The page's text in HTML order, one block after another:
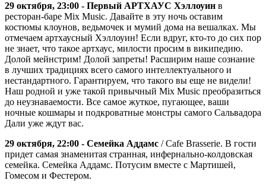
29 октября, 23:00 - Первый АРТХАУС Хэллоуин в
ресторан-баре Mix Music. Давайте в эту ночь оставим
костюмы клоунов, ведьмочек и мумий дома на вешалках. Мы
отмечаем артхаусный Хэллоуин! Если вдруг, кто-то до сих пор
не знает, что такое артхаус, милости просим в википедию.
Долой мейнстрим! Долой запреты! Расширим наше сознание
в лучших традициях всего самого интеллектуального и
нестандартного. Гарантируем, что такого вы еще не видели!
Наш родной и уже такой привычный Mix Music преобразиться
до неузнаваемости. Все самое жуткое, пугающее, ваши
ночные кошмары и подкроватные монстры самого Сальвадора
Дали уже ждут вас.
29 октября, 22:00 - Семейка Аддамс / Cafe Brasserie. В гости
придет самая знаменитая странная, инфернально-колдовская
семейка. Семейка Аддамс. Потусим вместе с Мартишей,
Гомесом и Фестером.